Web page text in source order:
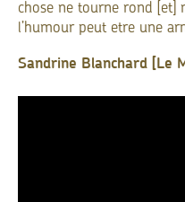
chose ne tourne rond [et]
l’humour peut etre une
Sandrine Blanchard [Le